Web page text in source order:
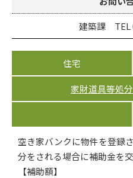
建築課 TEL
住宅
家財道具等処
空き家バンクに物件を登録
分をされる場合に補助金を交
【補助額】